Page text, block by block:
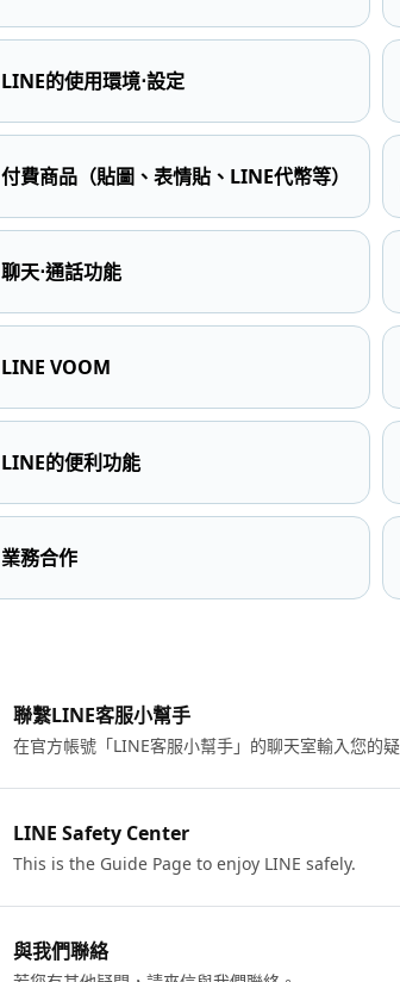
LINE的使用環境⋅設定
付費商品（貼圖、表情貼、LINE代幣等）
聊天⋅通話功能
LINE VOOM
LINE的便利功能
業務合作
聯繫LINE客服小幫手
在官方帳號「LINE客服小幫手」的聊天室輸入您的
LINE Safety Center
This is the Guide Page to enjoy LINE safely.
與我們聯絡